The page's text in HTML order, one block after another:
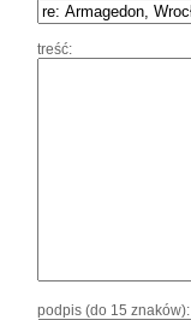
treść:
podpis (do 15 znaków):